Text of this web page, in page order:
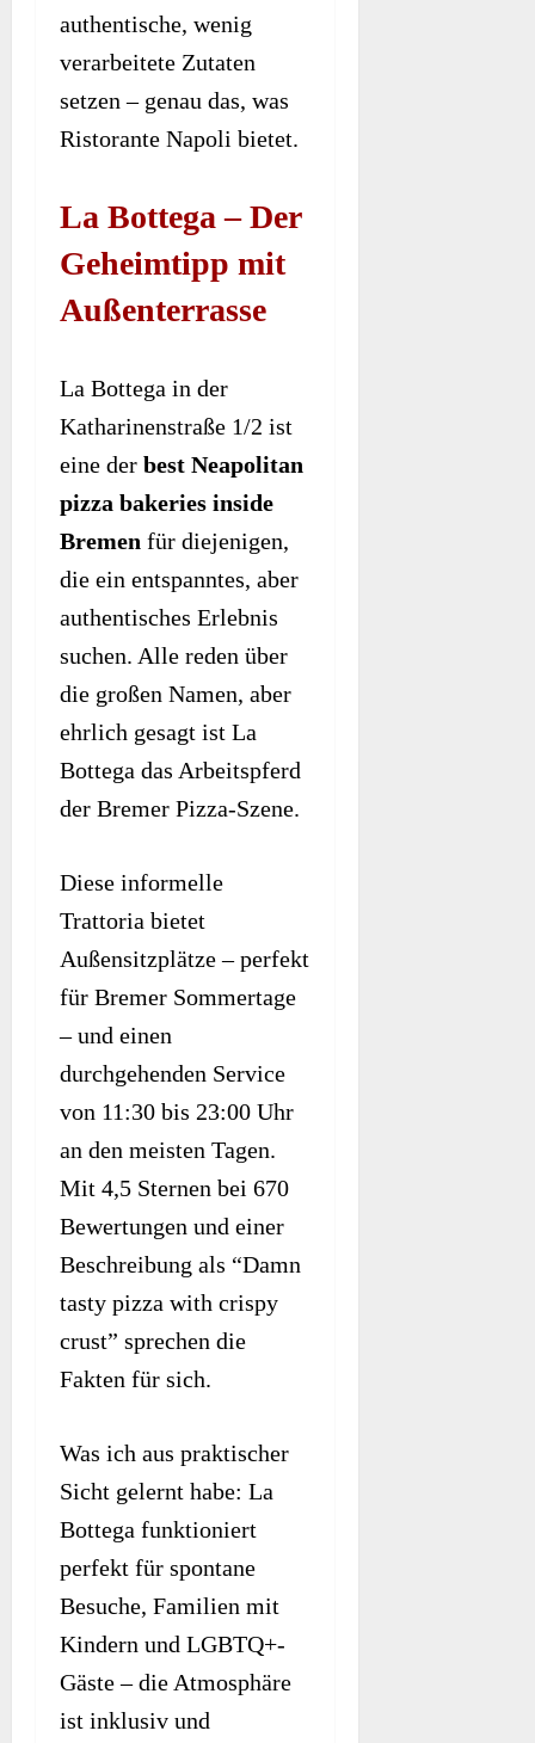
authentische, wenig
verarbeitete Zutaten
setzen – genau das, was
Ristorante Napoli bietet.
La Bottega – Der
Geheimtipp mit
Außenterrasse
La Bottega in der
Katharinenstraße 1/2 ist
eine der best Neapolitan
pizza bakeries inside
Bremen für diejenigen,
die ein entspanntes, aber
authentisches Erlebnis
suchen. Alle reden über
die großen Namen, aber
ehrlich gesagt ist La
Bottega das Arbeitspferd
der Bremer Pizza-Szene.
Diese informelle
Trattoria bietet
Außensitzplätze – perfekt
für Bremer Sommertage
– und einen
durchgehenden Service
von 11:30 bis 23:00 Uhr
an den meisten Tagen.
Mit 4,5 Sternen bei 670
Bewertungen und einer
Beschreibung als “Damn
tasty pizza with crispy
crust” sprechen die
Fakten für sich.
Was ich aus praktischer
Sicht gelernt habe: La
Bottega funktioniert
perfekt für spontane
Besuche, Familien mit
Kindern und LGBTQ+-
Gäste – die Atmosphäre
ist inklusiv und